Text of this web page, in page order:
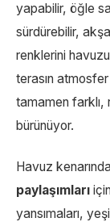
yapabilir, öğle
sürdürebilir,
renklerini
terasın
tamamen
bürünüyor.
Havuz
paylaşımları
yansımaları,